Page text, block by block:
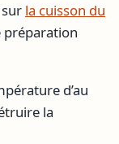
la cuisson du
d’au
la